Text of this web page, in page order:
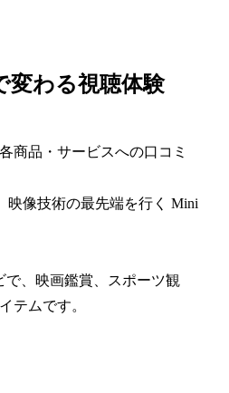
変わる視聴体験
商品・サービスへの口コミ
映像技術の最先端を行く Mini
で、映画鑑賞、スポーツ観
テムです。